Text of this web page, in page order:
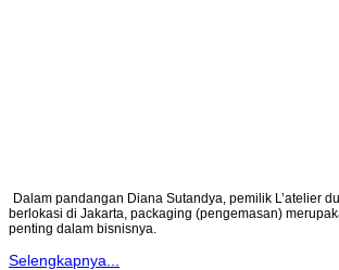
Dalam pandangan Diana Sutandya, pemilik L’atelier
berlokasi di Jakarta, packaging (pengemasan)
penting dalam bisnisnya.
Selengkapnya...